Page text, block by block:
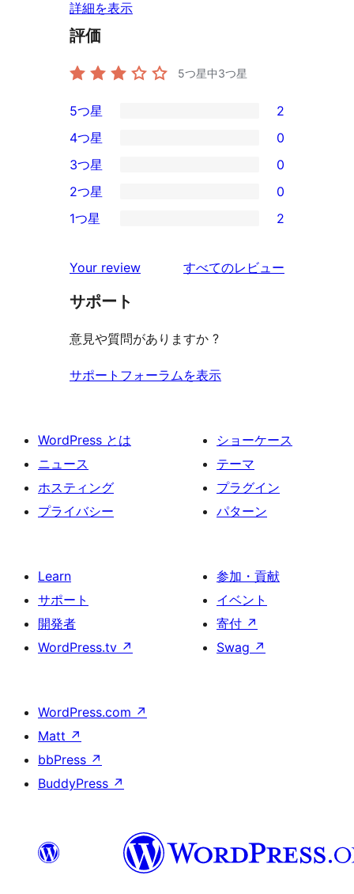
詳細を表示
評価
5つ星中3つ星
2
5-
星
レ
ビ
ー
5つ星 2
4-
星
レ
ュ
ー
4つ星 0
0
3-
星
ビ
ュ
3つ星 0
2-
レ
ビ
ー
2つ星 0
星
レ
ュ
ー
1つ星 2
Your review すべてのレビュー
サポート
意見や質問がありますか ?
サポートフォーラムを表示
WordPress とは
ニュース
ホスティング
プライバシー
ショーケース
テーマ
プラグイン
パターン
Learn
サポート
開発者
WordPress.tv ↗
参加・貢献
イベント
寄付 ↗
Swag ↗
WordPress.com ↗
Matt ↗
bbPress ↗
BuddyPress ↗